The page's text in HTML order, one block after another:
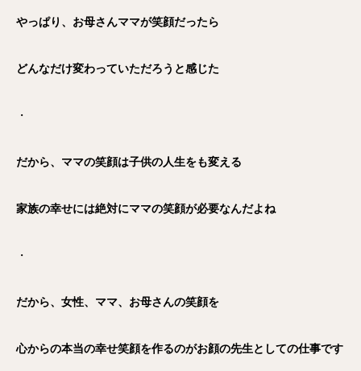
やっぱり、お母さんママが笑顔だったら
どんなだけ変わっていただろうと感じた
・
だから、ママの笑顔は子供の人生をも変える
家族の幸せには絶対にママの笑顔が必要なんだよね
・
だから、女性、ママ、お母さんの笑顔を
心からの本当の幸せ笑顔を作るのがお顔の先生としての仕事です